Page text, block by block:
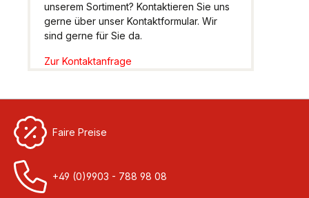
unserem Sortiment? Kontaktieren Sie uns
gerne über unser Kontaktformular. Wir
sind gerne für Sie da.
Zur Kontaktanfrage
Faire Preise
+49 (0)9903 - 788 98 08